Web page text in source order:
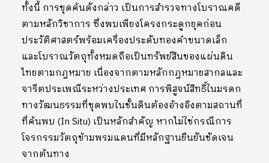
ทั้งนี้ การขุดค้นดังกล่าว เป็นการสำรวจทางโบราณคดี
ตามหลักวิชาการ ซึ่งพบเพียงโครงกระดูกยุคก่อน
ประวัติศาสตร์พร้อมเครื่องประดับทองคำขนาดเล็ก
และโบราณวัตถุทั้งหมดถือเป็นทรัพย์สินของแผ่นดิน
ไทยตามกฎหมาย เนื่องจากตามหลักกฎหมายสากลและ
จารีตประเพณีระหว่างประเทศ การพิสูจน์สิทธิ์ในมรดก
ทางวัฒนธรรมที่ขุดพบในชั้นดินต้องอ้างอิงตามสถานที่
ที่ค้นพบ (In Situ) เป็นหลักสำคัญ หากไม่ใช่กรณีการ
โจรกรรมวัตถุข้ามพรมแดนที่มีหลักฐานยืนยันชัดเจน
จากต้นทาง